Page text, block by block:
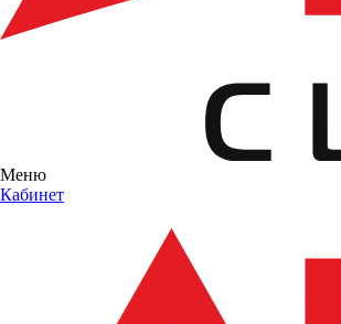
Меню
Кабинет